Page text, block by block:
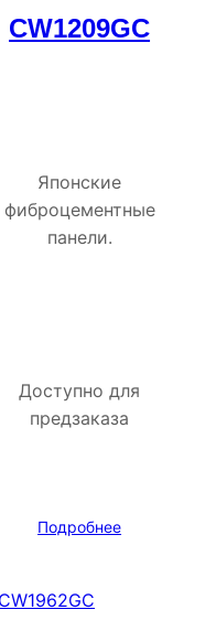
CW1209GC
Японские
фиброцементные
панели.
Доступно для
предзаказа
Подробнее